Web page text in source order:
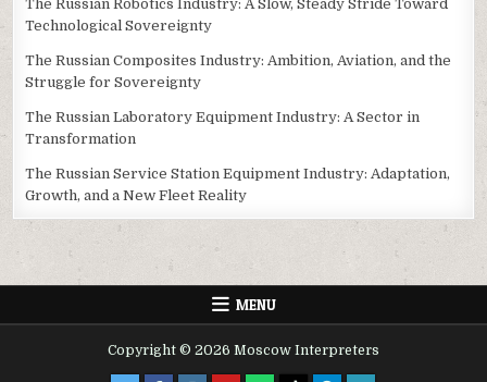
The Russian Robotics Industry: A Slow, Steady Stride Toward
Technological Sovereignty
The Russian Composites Industry: Ambition, Aviation, and the
Struggle for Sovereignty
The Russian Laboratory Equipment Industry: A Sector in
Transformation
The Russian Service Station Equipment Industry: Adaptation,
Growth, and a New Fleet Reality
MENU
Copyright © 2026 Moscow Interpreters